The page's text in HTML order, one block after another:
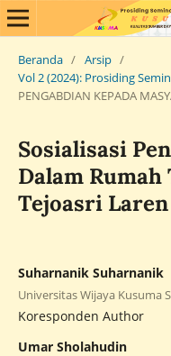
Beranda / Arsip /
Vol 2 (2024): Prosiding
PENGABDIAN KEPADA
Sosialisasi
Dalam Rumah
Tejoasri
Suharnanik Suharnanik
Universitas Wijaya Kusuma
Koresponden Author
Umar Sholahudin